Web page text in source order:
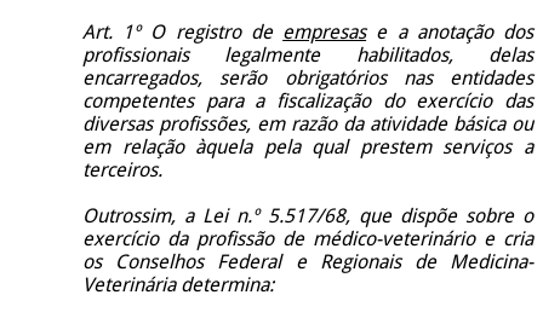
Art. 1º O registro de empresase a anotação dos
profissionais legalmente habilitados, delas
encarregados, serão obrigatórios nas entidades
competentes para a fiscalização do exercício das
diversas profissões, em razão da atividade básica ou
em relação àquela pela qual prestem serviços a
terceiros.
Outrossim, a Lei n.º 5.517/68, que dispõe sobre o
exercício da profissão de médico-veterinário e cria
os Conselhos Federal e Regionais de Medicina-
Veterinária determina: